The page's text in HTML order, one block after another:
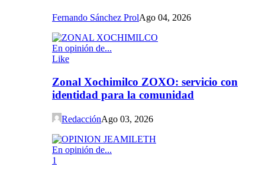
Fernando Sánchez ProlAgo 04, 2026
En opinión de...
Like
Zonal Xochimilco ZOXO: servicio con
identidad para la comunidad
RedacciónAgo 03, 2026
En opinión de...
1